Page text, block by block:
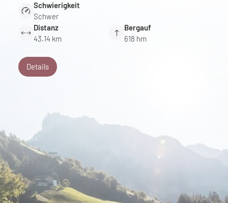
Schwierigkeit
Schwer
Distanz
43.14 km
Bergauf
618 hm
Details